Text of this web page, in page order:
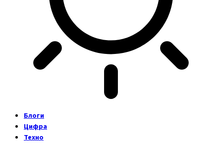
Блоги
Цифра
Техно